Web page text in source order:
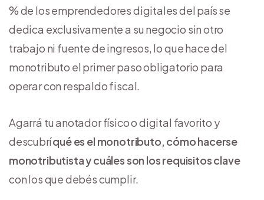
% de los emprendedores digitales del país se
dedica exclusivamente a su negocio sin otro
trabajo ni fuente de ingresos, lo que hace del
monotributo el primer paso obligatorio para
operar con respaldo fiscal.
Agarrá tu anotador físico o digital favorito y
descubríqué es el monotributo, cómo hacerse
monotributista y cuáles son los requisitos clave
con los que debés cumplir.